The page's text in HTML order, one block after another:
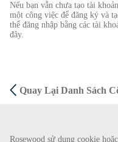
Rosewood sử dụng cookie
Nếu bạn vẫn chưa tạo tài
một công việc để đăng ký và
thể đăng nhập bằng các tài
đây.
Quay Lại Danh Sách
CẢNH